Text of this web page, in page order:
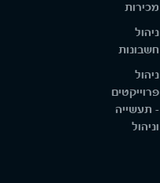
מכירות
ניהול
חשבונות
ניהול
פרוייקטים
- תעשייה
וניהול